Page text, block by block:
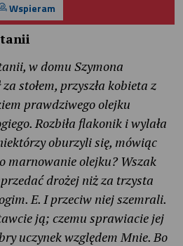
Wspieram
w domu Szymona
stołem, przyszła kobieta z
prawdziwego olejku
Rozbiła flakonik i wylała
oburzyli się, mówiąc
marnowanie olejku? Wszak
drożej niż za trzysta
E. I przeciw niej szemrali.
ją; czemu sprawiacie jej
uczynek względem Mnie. Bo